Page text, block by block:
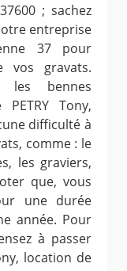
; sachez
entreprise
37 pour
vos gravats.
les bennes
Tony,
difficulté à
comme : le
les graviers,
que, vous
une durée
année. Pour
à passer
location de